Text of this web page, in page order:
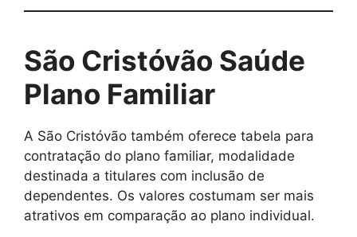
São Cristóvão Saúde
Plano Familiar
A São Cristóvão também oferece tabela para
contratação do plano familiar, modalidade
destinada a titulares com inclusão de
dependentes. Os valores costumam ser mais
atrativos em comparação ao plano individual.